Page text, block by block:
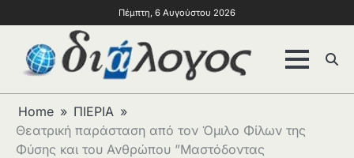
Πέμπτη, 6 Αυγούστου 2026
Home
ΠΙΕΡΙΑ
Θεατρική παράσταση από τον Όμιλο Φίλων της
Φύσης και του Ανθρώπου ”Μαστόδοντας